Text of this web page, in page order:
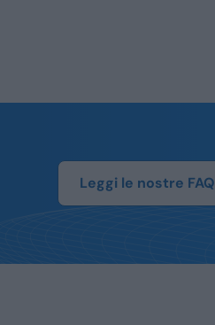
Leggi le nostre FAQ